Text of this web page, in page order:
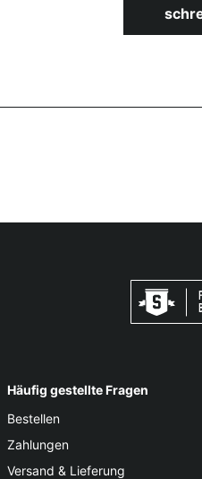
Häufig gestellte Fragen
Bestellen
Zahlungen
Versand & Lieferung